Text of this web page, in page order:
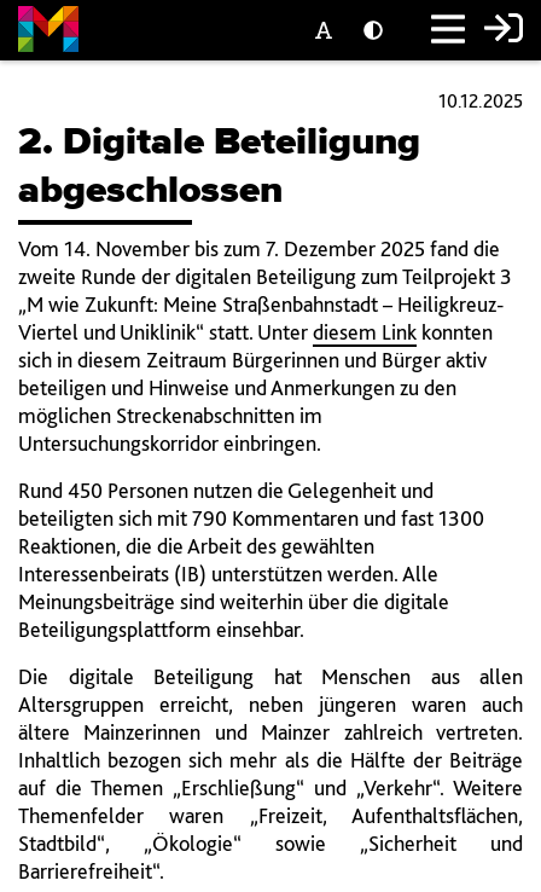
10.12.2025
2. Digitale Beteiligung
abgeschlossen
Vom 14. November bis zum 7. Dezember 2025 fand die
zweite Runde der digitalen Beteiligung zum Teilprojekt 3
„M wie Zukunft: Meine Straßenbahnstadt – Heiligkreuz-
Viertel und Uniklinik“ statt. Unterdiesem Link konnten
sich in diesem Zeitraum Bürgerinnen und Bürger aktiv
beteiligen und Hinweise und Anmerkungen zu den
möglichen Streckenabschnitten im
Untersuchungskorridor einbringen.
Rund 450 Personen nutzen die Gelegenheit und
beteiligten sich mit 790 Kommentaren und fast 1300
Reaktionen, die die Arbeit des gewählten
Interessenbeirats (IB) unterstützen werden. Alle
Meinungsbeiträge sind weiterhin über die digitale
Beteiligungsplattform einsehbar.
Die digitale Beteiligung hat Menschen aus allen
Altersgruppen erreicht, neben jüngeren waren auch
ältere Mainzerinnen und Mainzer zahlreich vertreten.
Inhaltlich bezogen sich mehr als die Hälfte der Beiträge
auf die Themen „Erschließung“ und „Verkehr“. Weitere
Themenfelder waren „Freizeit, Aufenthaltsflächen,
Stadtbild“, „Ökologie“ sowie „Sicherheit und
Barrierefreiheit“.